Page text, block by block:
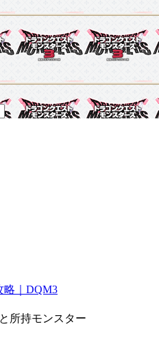
略｜DQM3
所持モンスター